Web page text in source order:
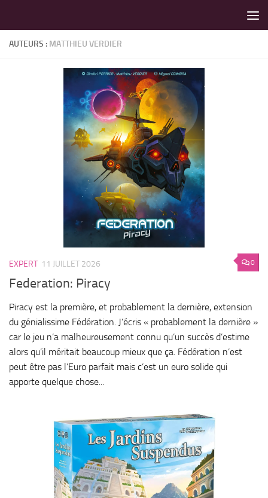
AUTEURS : MATTHIEU VERDIER
0
EXPERT 11 JUILLET 2026
Federation: Piracy
Piracy est la première, et probablement la dernière, extension
du génialissime Fédération. J’écris « probablement la dernière »
car le jeu n’a malheureusement connu qu’un succès d’estime
alors qu’il méritait beaucoup mieux que ça. Fédération n’est
peut être pas l’Euro parfait mais c’est un euro solide qui
apporte quelque chose...